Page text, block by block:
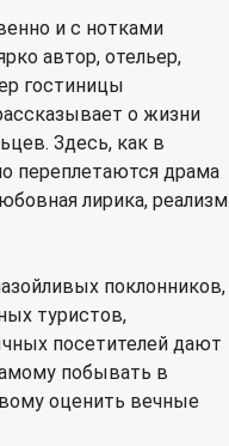
и с нотками
автор, отельер,
гостиницы
о жизни
Здесь, как в
переплетаются драма
лирика, реализм
поклонников,
туристов,
посетителей дают
побывать в
оценить вечные